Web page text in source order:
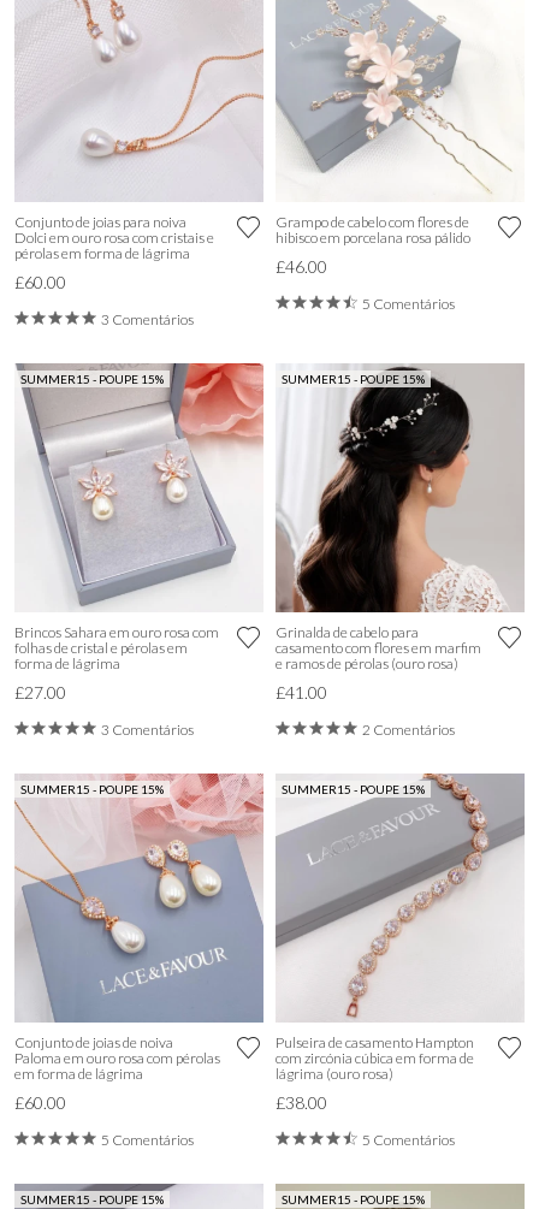
Conjunto de joias para noiva
Dolci em ouro rosa com cristais e
pérolas em forma de lágrima
£60.00
3 Comentários
Grampo de cabelo com flores de
hibisco em porcelana rosa pálido
£46.00
5 Comentários
SUMMER15 - POUPE 15%
Brincos Sahara em ouro rosa com
folhas de cristal e pérolas em
forma de lágrima
£27.00
3 Comentários
SUMMER15 - POUPE 15%
Grinalda de cabelo para
casamento com flores em marfim
e ramos de pérolas (ouro rosa)
£41.00
2 Comentários
SUMMER15 - POUPE 15%
Conjunto de joias de noiva
Paloma em ouro rosa com pérolas
em forma de lágrima
£60.00
5 Comentários
SUMMER15 - POUPE 15%
Pulseira de casamento Hampton
com zircónia cúbica em forma de
lágrima (ouro rosa)
£38.00
5 Comentários
SUMMER15 - POUPE 15% SUMMER15 - POUPE 15%